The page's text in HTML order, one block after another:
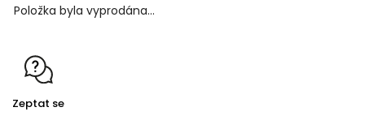
Položka byla vyprodána…
Zeptat se